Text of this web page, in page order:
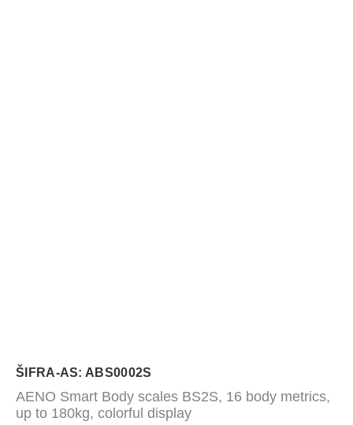
ŠIFRA-AS: ABS0002S
AENO Smart Body scales BS2S, 16 body metrics,
up to 180kg, colorful display